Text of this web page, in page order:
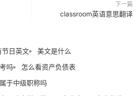
下一篇
classroom英语意思翻译
节日英文
美文是什么
吗
怎么看资产负债表
于中级职称吗